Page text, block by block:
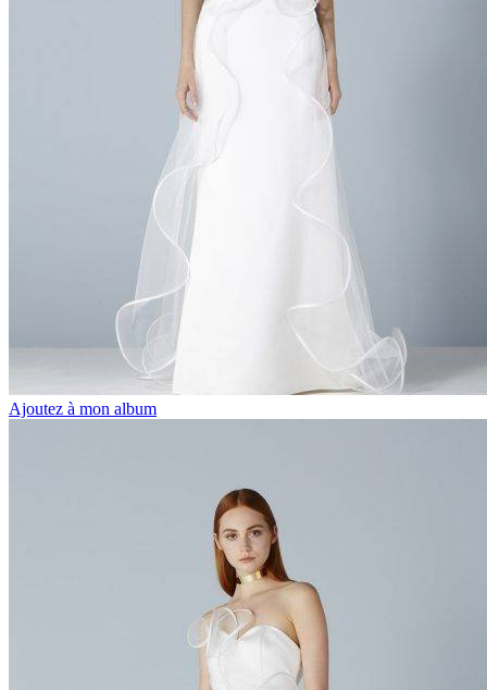
Ajoutez à mon album